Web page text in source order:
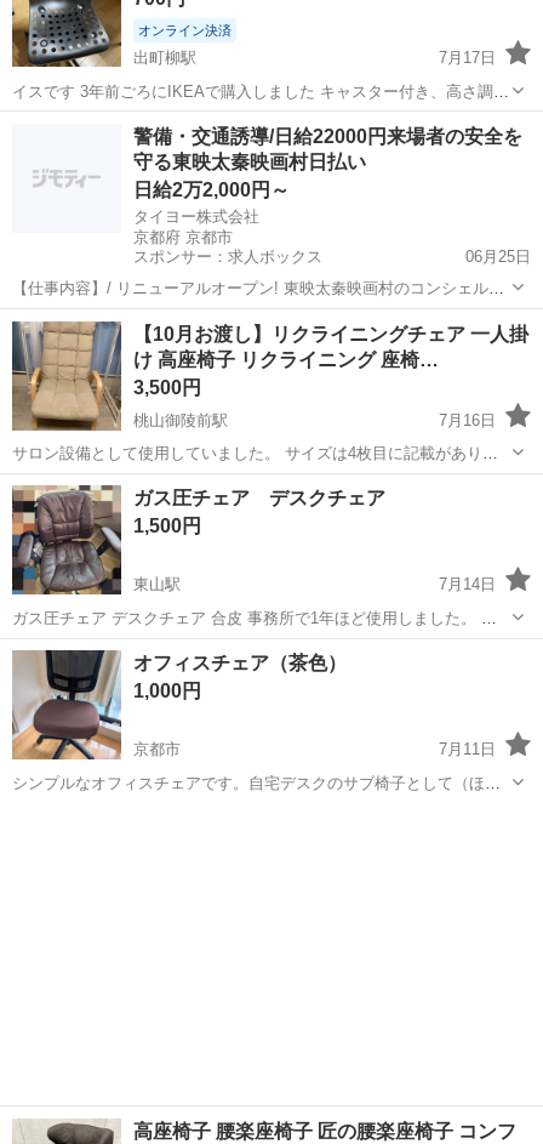
オンライン決済
出町柳駅
7月17日
イスです 3年前ごろにIKEAで購入しました キャスター付き、高さ調整
できます 全体的に使用感、小傷がありますので画像でご確認ください
机も出品していますので、ぜひご一緒にご検討ください
京都市 出町柳駅 椅子
警備・交通誘導/日給22000円来場者の安全を
守る東映太秦映画村日払い
日給2万2,000円～
タイヨー株式会社
京都府 京都市
スポンサー：求人ボックス
06月25日
【仕事内容】/ リニューアルオープン! 東映太秦映画村のコンシェルジ
ュ! お仕事内容 リニューアルオープンする東映太秦映画村での 警備ス
タッフをお願いします! 目指せ!「おもてなし」のできる警備員! 具体的
には…? ・出入管理業務...
アルバイト・パート
【10月お渡し】リクライニングチェア 一人掛
け 高座椅子 リクライニング 座椅…
3,500円
桃山御陵前駅
7月16日
サロン設備として使用していました。 サイズは4枚目に記載がありま
す。
京都 京都市 桃山御陵前駅 椅子
ガス圧チェア デスクチェア
1,500円
東山駅
7月14日
ガス圧チェア デスクチェア 合皮 事務所で1年ほど使用しました。 高
さ、ひじ掛け調節可 65x61x91cm 定価15,990円
京都 京都市 ガス
オフィスチェア（茶色）
1,000円
京都市
7月11日
シンプルなオフィスチェアです。自宅デスクのサブ椅子として（ほと
高座椅子 腰楽座椅子 匠の腰楽座椅子 コンフ